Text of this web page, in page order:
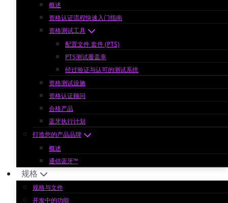
概述
资格认证流程快速入门指南
资格测试工具
配置文件 套件 (PTS)
PTS测试覆盖率
经过验证与认可的测试系统
资格测试设施
资格认证顾问
合格产品
蓝牙执行计划
打造您的产品品牌
概述
通信蓝牙™
规格
规格与文件
开发中的功能